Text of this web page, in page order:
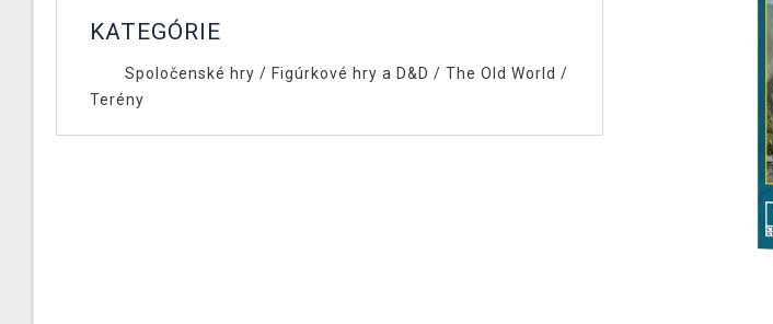
KATEGÓRIE
Spoločenské hry / Figúrkové hry a D&D / The Old World /
Terény